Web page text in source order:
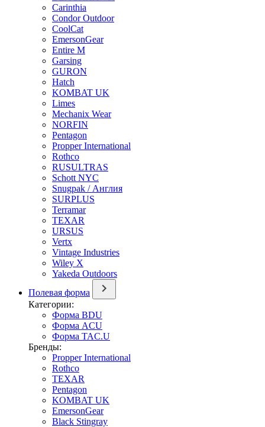
Carinthia
Condor Outdoor
CoolCat
EmersonGear
Entire M
Garsing
GURON
Hatch
KOMBAT UK
Limes
Mechanix Wear
NORFIN
Pentagon
Propper International
Rothco
RUSULTRAS
Schott NYC
Snugpak / Англия
SURPLUS
Terramar
TEXAR
URSUS
Vertx
Vintage Industries
Wiley X
Yakeda Outdoors
Полевая форма
Категории:
Форма BDU
Форма ACU
Форма TAC.U
Бренды:
Propper International
Rothco
TEXAR
Pentagon
KOMBAT UK
EmersonGear
Black Stingray